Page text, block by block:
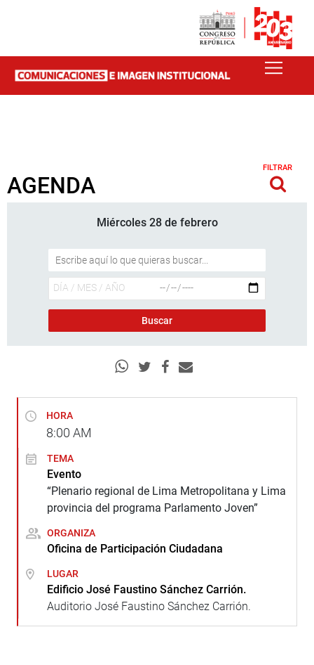
AGENDA
FILTRAR
Miércoles 28 de febrero
HORA
8:00 AM
TEMA
Evento
“Plenario regional de Lima Metropolitana y Lima
provincia del programa Parlamento Joven”
ORGANIZA
Oficina de Participación Ciudadana
LUGAR
Edificio José Faustino Sánchez Carrión.
Auditorio José Faustino Sánchez Carrión.